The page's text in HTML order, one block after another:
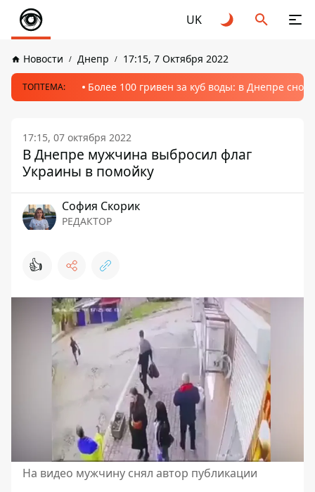
UK
Новости Днепр 17:15, 7 Октября 2022
ТОПТЕМА: Более 100 гривен за куб воды: в Днепре
17:15, 07 октября 2022
В Днепре мужчина выбросил флаг
Украины в помойку
София Скорик
РЕДАКТОР
👍
На видео мужчину снял автор публикации